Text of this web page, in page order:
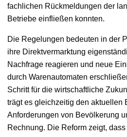
fachlichen Rückmeldungen der
Betriebe einfließen konnten.
Die Regelungen bedeuten in der
ihre Direktvermarktung
Nachfrage reagieren und neue
durch Warenautomaten
Schritt für die wirtschaftliche
trägt es gleichzeitig den aktuellen
Anforderungen von Bevölkerung
Rechnung. Die Reform zeigt,